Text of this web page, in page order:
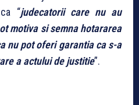
“judecatorii care nu au
motiva si semna hotararea
nu pot oferi garantia ca s-a
a actului de justitie”.